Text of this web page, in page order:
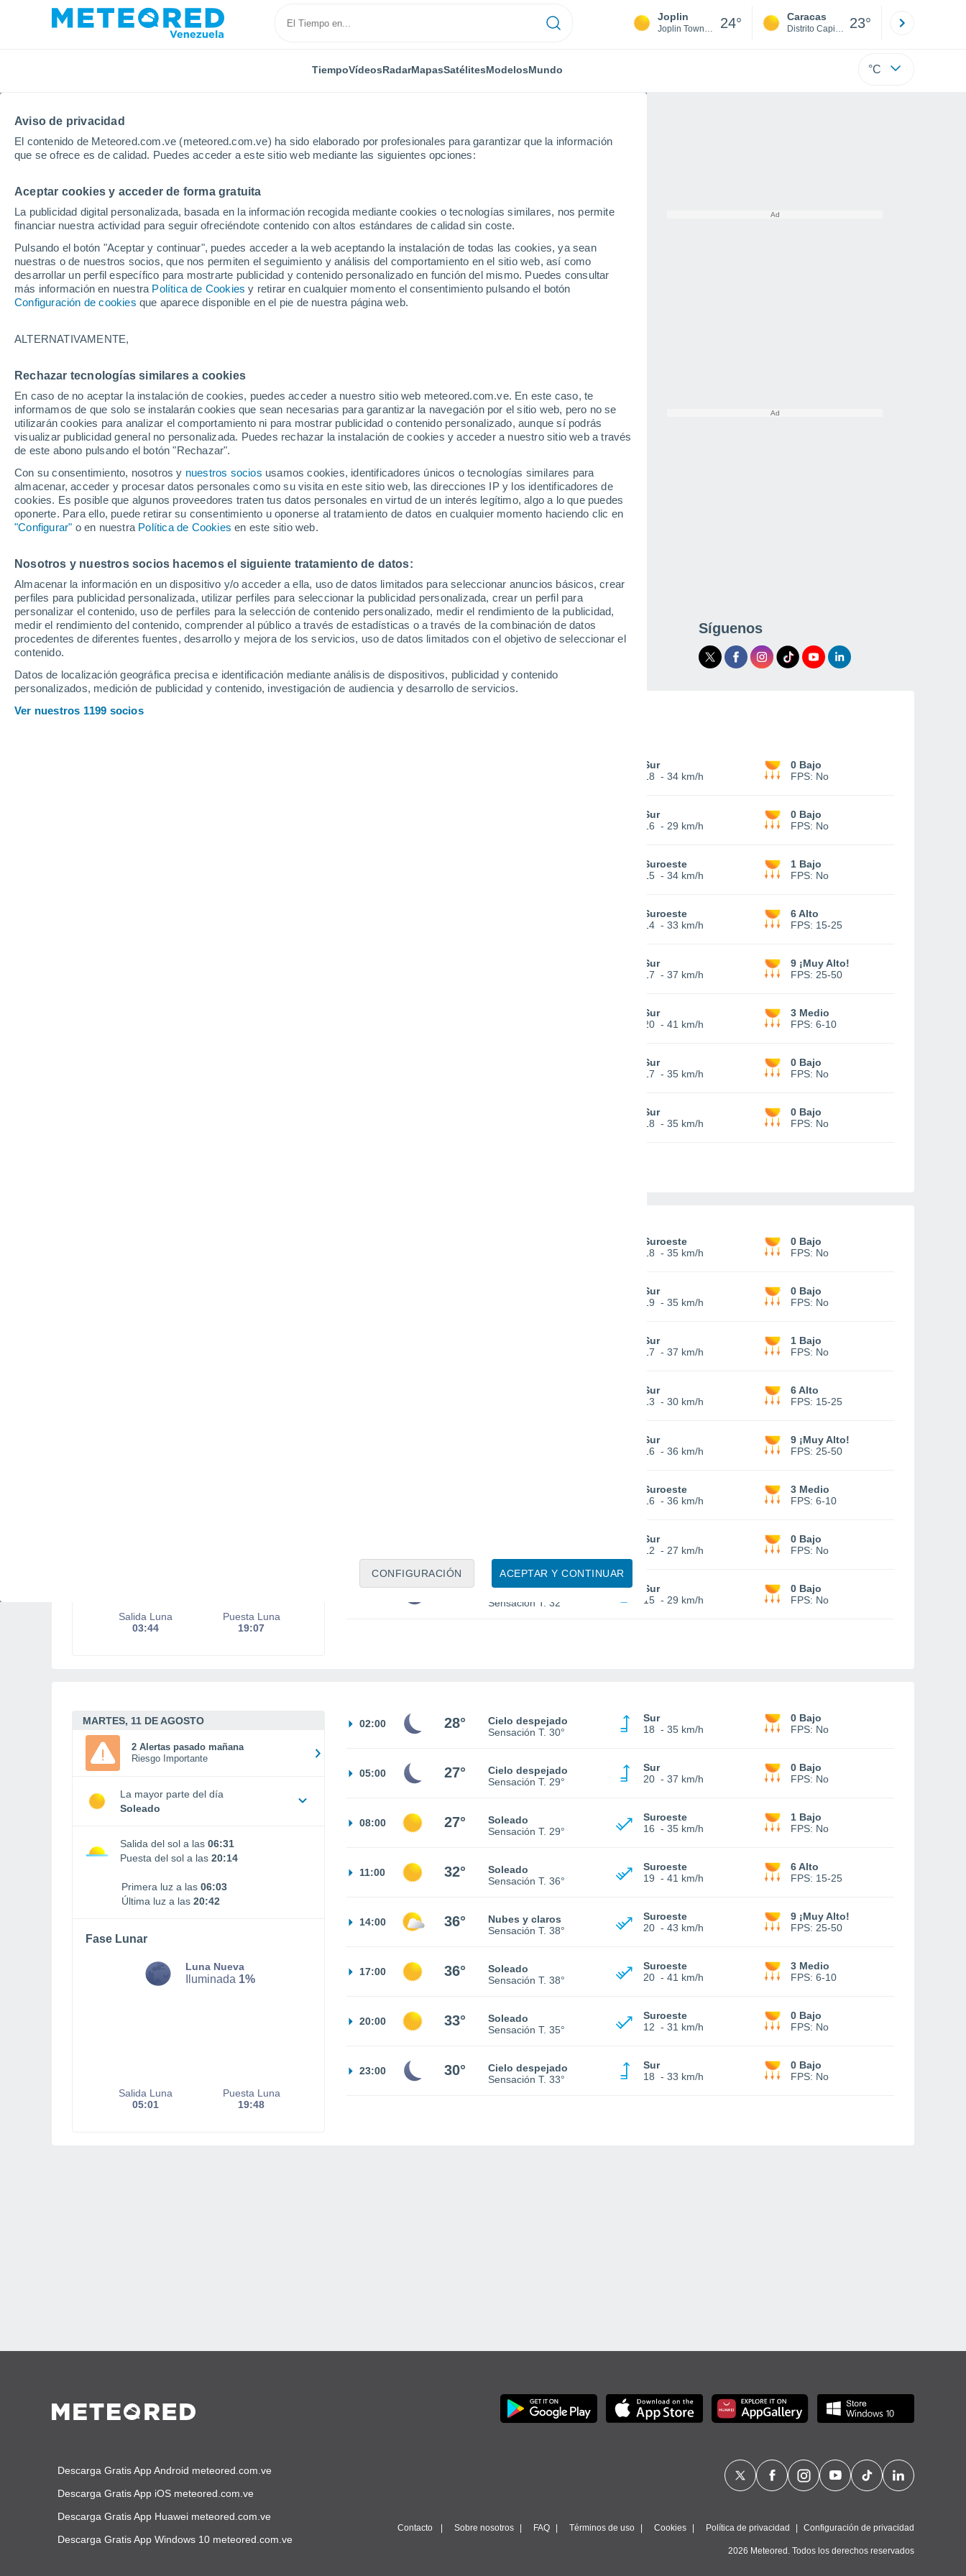
Aviso de privacidad
El contenido de Meteored.com.ve (meteored.com.ve) ha sido elaborado por profesionales para garantizar que la información
que se ofrece es de calidad. Puedes acceder a este sitio web mediante las siguientes opciones:
Aceptar cookies y acceder de forma gratuita
La publicidad digital personalizada, basada en la información recogida mediante cookies o tecnologías similares, nos permite
financiar nuestra actividad para seguir ofreciéndote contenido con altos estándares de calidad sin coste.
Pulsando el botón "Aceptar y continuar", puedes acceder a la web aceptando la instalación de todas las cookies, ya sean
nuestras o de nuestros socios, que nos permiten el seguimiento y análisis del comportamiento en el sitio web, así como
desarrollar un perfil específico para mostrarte publicidad y contenido personalizado en función del mismo. Puedes consultar
más información en nuestra Política de Cookies y retirar en cualquier momento el consentimiento pulsando el botón
Configuración de cookies que aparece disponible en el pie de nuestra página web.
ALTERNATIVAMENTE,
Rechazar tecnologías similares a cookies
En caso de no aceptar la instalación de cookies, puedes acceder a nuestro sitio web meteored.com.ve. En este caso, te
informamos de que solo se instalarán cookies que sean necesarias para garantizar la navegación por el sitio web, pero no se
utilizarán cookies para analizar el comportamiento ni para mostrar publicidad o contenido personalizado, aunque sí podrás
visualizar publicidad general no personalizada. Puedes rechazar la instalación de cookies y acceder a nuestro sitio web a través
de este abono pulsando el botón "Rechazar".
Con su consentimiento, nosotros y nuestros socios usamos cookies, identificadores únicos o tecnologías similares para
almacenar, acceder y procesar datos personales como su visita en este sitio web, las direcciones IP y los identificadores de
cookies. Es posible que algunos proveedores traten tus datos personales en virtud de un interés legítimo, algo a lo que puedes
oponerte. Para ello, puede retirar su consentimiento u oponerse al tratamiento de datos en cualquier momento haciendo clic en
"Configurar" o en nuestra Política de Cookies en este sitio web.
Nosotros y nuestros socios hacemos el siguiente tratamiento de datos:
Almacenar la información en un dispositivo y/o acceder a ella, uso de datos limitados para seleccionar anuncios básicos, crear
perfiles para publicidad personalizada, utilizar perfiles para seleccionar la publicidad personalizada, crear un perfil para
personalizar el contenido, uso de perfiles para la selección de contenido personalizado, medir el rendimiento de la publicidad,
medir el rendimiento del contenido, comprender al público a través de estadísticas o a través de la combinación de datos
procedentes de diferentes fuentes, desarrollo y mejora de los servicios, uso de datos limitados con el objetivo de seleccionar el
contenido.
Datos de localización geográfica precisa e identificación mediante análisis de dispositivos, publicidad y contenido
personalizados, medición de publicidad y contenido, investigación de audiencia y desarrollo de servicios.
Ver nuestros 1199 socios
ACEPTAR Y CONTINUAR
CONFIGURACIÓN
Joplin
Joplin Township 24° Caracas
Distrito Capital 23°
TiempoVídeosRadarMapasSatélitesModelosMundo °C
Inicio Estados Unidos Missouri Joplin
Tiempo en Joplin - MO por horas
Tiempo 1 - 7 días Por horas
Gráfica del tiempo por horas en Joplin
SÍMBOLO TEMPERATURA
00 03 06 09 12 15 18 21 00 03 06 09 12 15 18 21 00 03 06 09 12 15 18 21 00
26°
25°
25°
30°
34°
31°
31°
35° 35°
32° 32°
33°
Síguenos
La previsión del tiempo por horas en Joplin
Sur
18 - 34 km/h
0 Bajo
FPS: No
Sur
16 - 29 km/h
0 Bajo
FPS: No
Suroeste
15 - 34 km/h
1 Bajo
FPS: No
Suroeste
14 - 33 km/h
6 Alto
FPS: 15-25
Sur
17 - 37 km/h
9 ¡Muy Alto!
FPS: 25-50
Sur
20 - 41 km/h
3 Medio
FPS: 6-10
Sur
17 - 35 km/h
0 Bajo
FPS: No
Sur
18 - 35 km/h
0 Bajo
FPS: No
Salida Luna
03:44
Puesta Luna
19:07
Suroeste
18 - 35 km/h
0 Bajo
FPS: No
Sur
19 - 35 km/h
0 Bajo
FPS: No
Sur
17 - 37 km/h
1 Bajo
FPS: No
Sur
13 - 30 km/h
6 Alto
FPS: 15-25
Sur
16 - 36 km/h
9 ¡Muy Alto!
FPS: 25-50
Suroeste
16 - 36 km/h
3 Medio
FPS: 6-10
Sur
12 - 27 km/h
0 Bajo
FPS: No
Cielo despejado
Sensación T. 32°
Sur
15 - 29 km/h
0 Bajo
FPS: No
MARTES, 11 DE AGOSTO
2 Alertas pasado mañana
Riesgo Importante
La mayor parte del día
Soleado
Salida del sol a las 06:31
Puesta del sol a las 20:14
Primera luz a las 06:03
Última luz a las 20:42
Fase Lunar
Luna Nueva
Iluminada 1%
Salida Luna
05:01
Puesta Luna
19:48
02:00 28°
Cielo despejado
Sensación T. 30°
Sur
18 - 35 km/h
0 Bajo
FPS: No
05:00 27°
Cielo despejado
Sensación T. 29°
Sur
20 - 37 km/h
0 Bajo
FPS: No
08:00 27°
Soleado
Sensación T. 29°
Suroeste
16 - 35 km/h
1 Bajo
FPS: No
11:00 32°
Soleado
Sensación T. 36°
Suroeste
19 - 41 km/h
6 Alto
FPS: 15-25
14:00 36°
Nubes y claros
Sensación T. 38°
Suroeste
20 - 43 km/h
9 ¡Muy Alto!
FPS: 25-50
17:00 36°
Soleado
Sensación T. 38°
Suroeste
20 - 41 km/h
3 Medio
FPS: 6-10
20:00 33°
Soleado
Sensación T. 35°
Suroeste
12 - 31 km/h
0 Bajo
FPS: No
23:00 30°
Cielo despejado
Sensación T. 33°
Sur
18 - 33 km/h
0 Bajo
FPS: No
Descarga Gratis App Android meteored.com.ve
Descarga Gratis App iOS meteored.com.ve
Descarga Gratis App Huawei meteored.com.ve
Descarga Gratis App Windows 10 meteored.com.ve
Contacto Sobre nosotros FAQ Términos de uso Cookies Política de privacidad Configuración de privacidad
2026 Meteored. Todos los derechos reservados